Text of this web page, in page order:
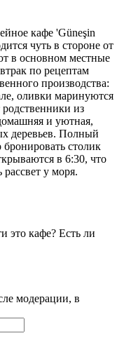
кафе 'Güneşin
чуть в стороне от
в основном местные
по рецептам
производства:
оливки маринуются
из
и уютная,
деревьев. Полный
столик
в 6:30, что
рассвет у моря.
это кафе? Есть ли
модерации, в